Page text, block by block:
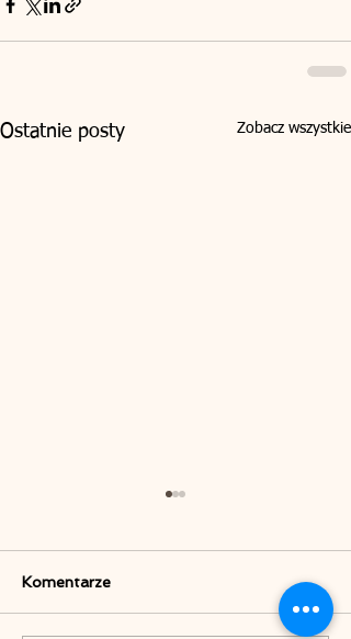
Ostatnie posty Zobacz wszystkie
Komentarze